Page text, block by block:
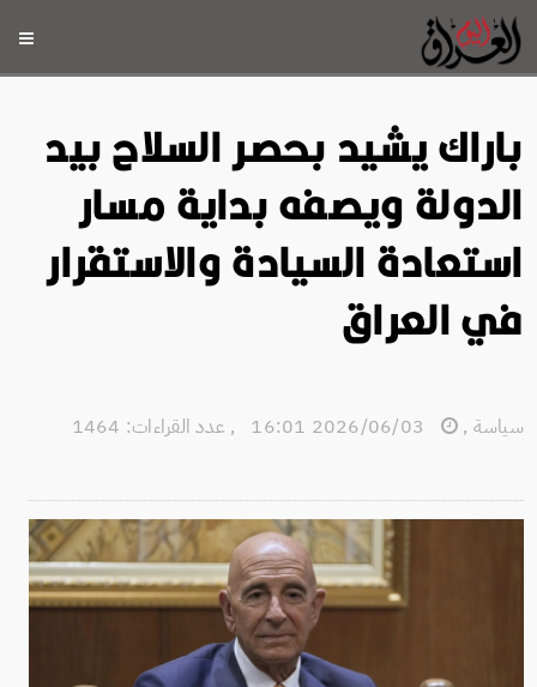
باراك يشيد بحصر السلاح بيد
الدولة ويصفه بداية مسار
استعادة السيادة والاستقرار
في العراق
سياسة ,
, عدد القراءات: 1464